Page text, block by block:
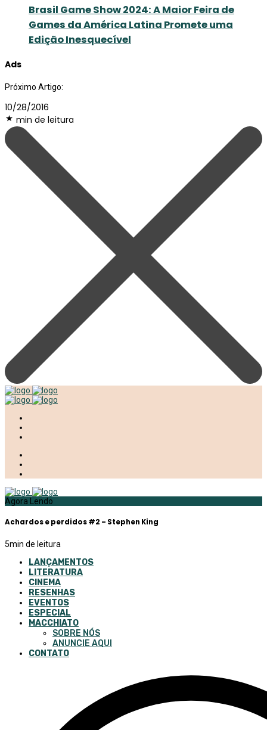
Brasil Game Show 2024: A Maior Feira de
Games da América Latina Promete uma
Edição Inesquecível
Ads
Próximo Artigo:
10/28/2016
min de leitura
Agora Lendo
Achardos e perdidos #2 – Stephen King
5min de leitura
LANÇAMENTOS
LITERATURA
CINEMA
RESENHAS
EVENTOS
ESPECIAL
MACCHIATO
SOBRE NÓS
ANUNCIE AQUI
CONTATO